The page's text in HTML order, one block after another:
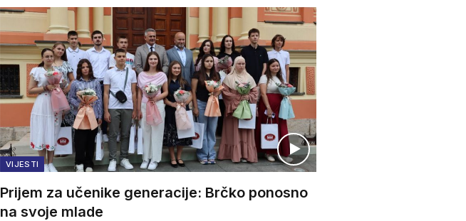
VIJESTI
Prijem za učenike generacije: Brčko ponosno
na svoje mlade